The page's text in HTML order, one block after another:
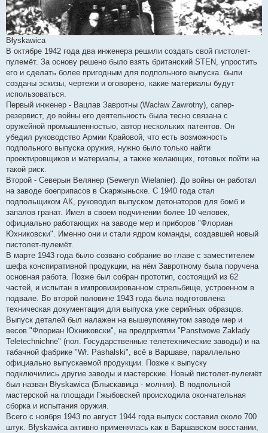
Błyskawica
В октябре 1942 года два инженера решили создать свой пистолет-
пулемёт. За основу решено было взять британский STEN, упростить
его и сделать более пригодным для подпольного выпуска. были
созданы эскизы, чертежи и оговорено, какие материалы будут
использоваться.
Первый инженер - Вацлав Завротны (Wacław Zawrotny), сапер-
резервист, до войны его деятельность была тесно связана с
оружейной промышленностью, автор нескольких патентов. Он
убедил руководство Армии Крайовой, что есть возможность
подпольного выпуска оружия, нужно было только найти
проектировщиков и материалы, а также желающих, готовых пойти на
такой риск.
Второй - Северын Велянер (Seweryn Wielanier). До войны он работал
на заводе боеприпасов в Скаржыньске. С 1940 года стал
подпольщиком АК, руководил выпуском детонаторов для бомб и
запалов гранат. Имел в своем подчинении более 10 человек,
официально работающих на заводе мер и приборов "Флориан
Юхниковски". Именно они и стали ядром команды, создавшей новый
пистолет-пулемёт.
В марте 1943 года было созвано собрание во главе с заместителем
шефа конспиративной продукции, на нём Завротному была поручена
основная работа. Позже был собран прототип, состоящий из 62
частей, и испытан в импровизированном стрельбище, устроенном в
подвале. Во второй половине 1943 года была подготовлена
техническая документация для выпуска уже серийных образцов.
Выпуск деталей был налажен на вышеупомянутом заводе мер и
весов "Флориан Юхниковски", на предприятии "Panstwowe Zakłady
Teletechnichne" (пол. Государственные телетехнические заводы) и на
табачной фабрике "Wł. Pashalski", всё в Варшаве, параллельно
официально выпускаемой продукции. Позже к выпуску
подключились другие заводы и мастерские. Новый пистолет-пулемёт
был назван Błyskawica (Блыскавица - молния). В подпольной
мастерской на площади Гжыбовскей происходила окончательная
сборка и испытания оружия.
Всего с ноября 1943 по август 1944 года выпуск составил около 700
штук. Błyskawica активно применялась как в Варшавском восстании,